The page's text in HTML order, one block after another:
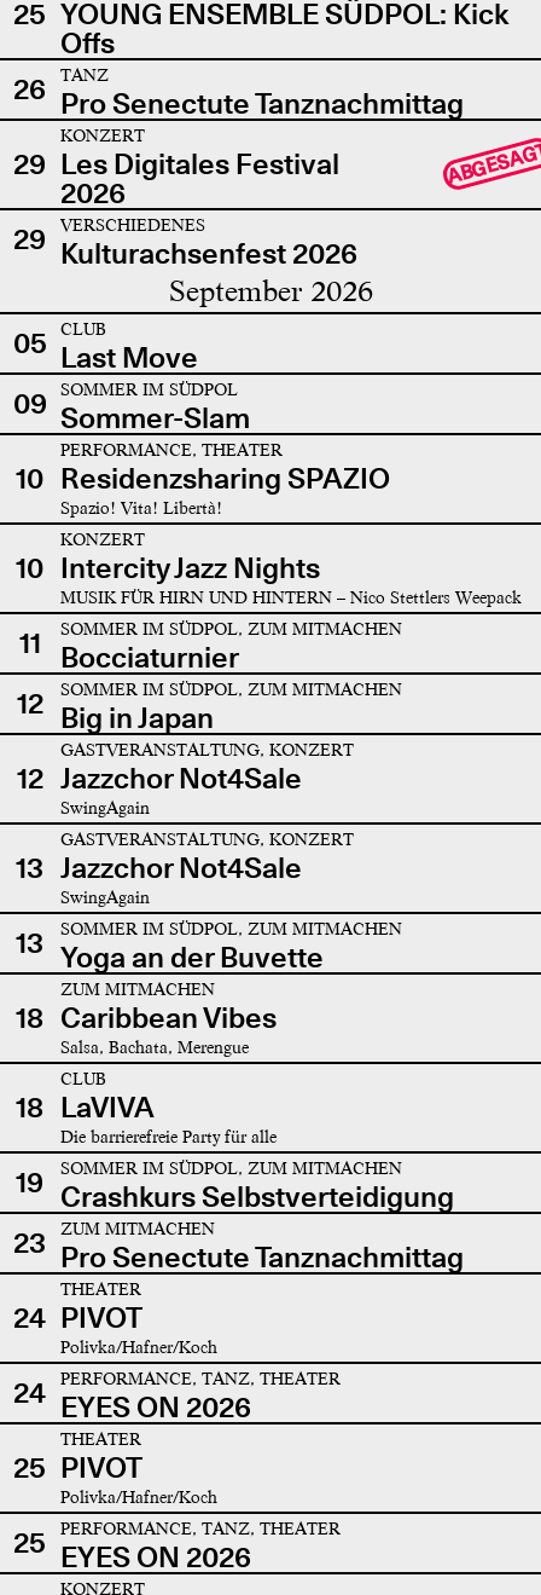
25 YOUNG ENSEMBLE SÜDPOL: Kick
Offs
26
TANZ
Pro Senectute Tanznachmittag
29
KONZERT
Les Digitales Festival
2026
29 VERSCHIEDENES
Kulturachsenfest 2026
September 2026
05 CLUB
Last Move
09
SOMMER IM SÜDPOL
Sommer-Slam
10
PERFORMANCE, THEATER
Residenzsharing SPAZIO
Spazio! Vita! Libertà!
10
KONZERT
Intercity Jazz Nights
MUSIK FÜR HIRN UND HINTERN – Nico Stettlers Weepack
11 SOMMER IM SÜDPOL, ZUM MITMACHEN
Bocciaturnier
12
SOMMER IM SÜDPOL, ZUM MITMACHEN
Big in Japan
12
GASTVERANSTALTUNG, KONZERT
Jazzchor Not4Sale
SwingAgain
13
GASTVERANSTALTUNG, KONZERT
Jazzchor Not4Sale
SwingAgain
13 SOMMER IM SÜDPOL, ZUM MITMACHEN
Yoga an der Buvette
18
ZUM MITMACHEN
Caribbean Vibes
Salsa, Bachata, Merengue
18
CLUB
LaVIVA
Die barrierefreie Party für alle
19 SOMMER IM SÜDPOL, ZUM MITMACHEN
Crashkurs Selbstverteidigung
23
ZUM MITMACHEN
Pro Senectute Tanznachmittag
24
THEATER
PIVOT
Polivka/Hafner/Koch
24 PERFORMANCE, TANZ, THEATER
EYES ON 2026
25
THEATER
PIVOT
Polivka/Hafner/Koch
25 PERFORMANCE, TANZ, THEATER
EYES ON 2026
KONZERT